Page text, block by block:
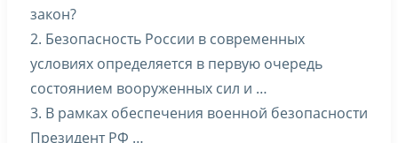
закон?
2. Безопасность России в современных
условиях определяется в первую очередь
состоянием вооруженных сил и …
3. В рамках обеспечения военной безопасности
Президент РФ …